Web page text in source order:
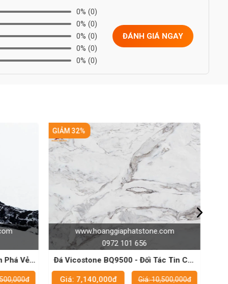
0% (0)
0% (0)
0% (0)
0% (0)
0% (0)
ĐÁNH GIÁ NGAY
Tin Cậy
www.hoanggiaphatstone.com
0972 101 656
GIẢM 32%
Đá Vicostone BQ8912 - Sự Lựa Chọn
Hoàn Hảo Cho Không Gian Bếp
Giá: 7,140,000đ
Giá: 10,500,000đ